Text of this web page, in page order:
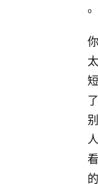
。
你
太
短
了
别
人
看
的